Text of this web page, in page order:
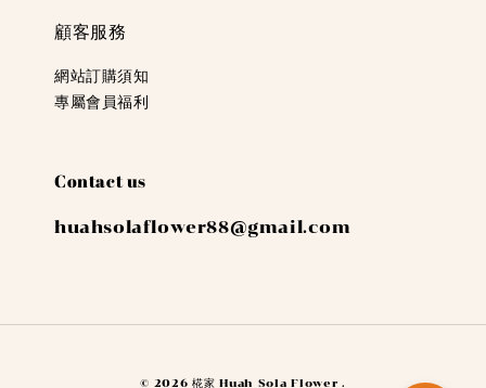
顧客服務
網站訂購須知
專屬會員福利
Contact us
huahsolaflower88@gmail.com
© 2026 椛家 Huah Sola Flower .